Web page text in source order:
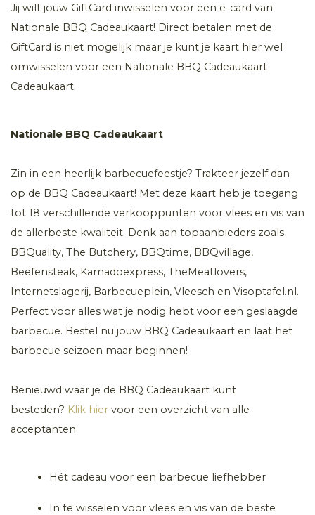
Jij wilt jouw GiftCard inwisselen voor een e-card van
Nationale BBQ Cadeaukaart! Direct betalen met de
GiftCard is niet mogelijk maar je kunt je kaart hier wel
omwisselen voor een Nationale BBQ Cadeaukaart
Cadeaukaart.
Nationale BBQ Cadeaukaart
Zin in een heerlijk barbecuefeestje? Trakteer jezelf dan
op de BBQ Cadeaukaart! Met deze kaart heb je toegang
tot 18 verschillende verkooppunten voor vlees en vis van
de allerbeste kwaliteit. Denk aan topaanbieders zoals
BBQuality, The Butchery, BBQtime, BBQvillage,
Beefensteak, Kamadoexpress, TheMeatlovers,
Internetslagerij, Barbecueplein, Vleesch en Visoptafel.nl.
Perfect voor alles wat je nodig hebt voor een geslaagde
barbecue. Bestel nu jouw BBQ Cadeaukaart en laat het
barbecue seizoen maar beginnen!
Benieuwd waar je de BBQ Cadeaukaart kunt
besteden? Klik hier voor een overzicht van alle
acceptanten.
Hét cadeau voor een barbecue liefhebber
In te wisselen voor vlees en vis van de beste